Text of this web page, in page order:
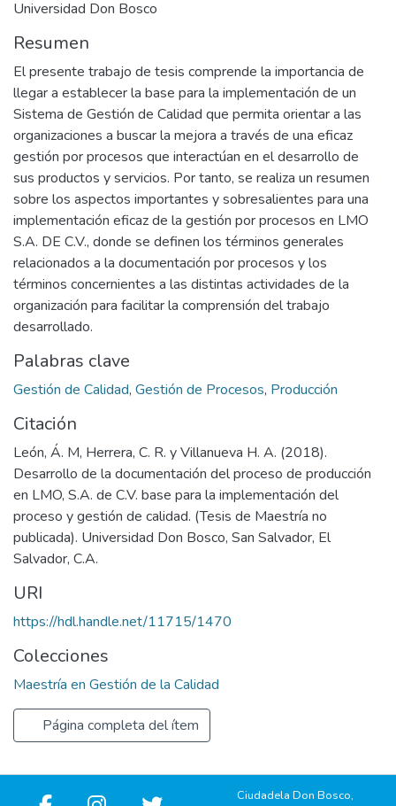
Universidad Don Bosco
Resumen
El presente trabajo de tesis comprende la importancia de
llegar a establecer la base para la implementación de un
Sistema de Gestión de Calidad que permita orientar a las
organizaciones a buscar la mejora a través de una eficaz
gestión por procesos que interactúan en el desarrollo de
sus productos y servicios. Por tanto, se realiza un resumen
sobre los aspectos importantes y sobresalientes para una
implementación eficaz de la gestión por procesos en LMO
S.A. DE C.V., donde se definen los términos generales
relacionados a la documentación por procesos y los
términos concernientes a las distintas actividades de la
organización para facilitar la comprensión del trabajo
desarrollado.
Palabras clave
Gestión de Calidad, Gestión de Procesos, Producción
Citación
León, Á. M, Herrera, C. R. y Villanueva H. A. (2018).
Desarrollo de la documentación del proceso de producción
en LMO, S.A. de C.V. base para la implementación del
proceso y gestión de calidad. (Tesis de Maestría no
publicada). Universidad Don Bosco, San Salvador, El
Salvador, C.A.
URI
https://hdl.handle.net/11715/1470
Colecciones
Maestría en Gestión de la Calidad
Página completa del ítem
Ciudadela Don Bosco,